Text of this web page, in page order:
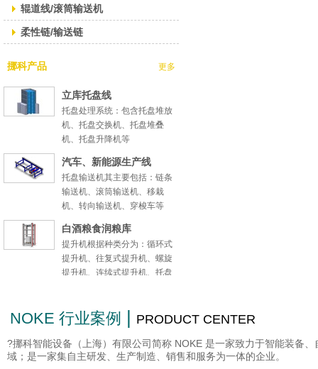
辊道线/滚筒输送机
柔性链/输送链
挪科产品 更多
立库托盘线
托盘处理系统：包含托盘堆放
机、托盘交换机、托盘堆叠
机、托盘升降机等
汽车、新能源生产线
托盘输送机其主要包括：链条
输送机、滚筒输送机、移栽
机、转向输送机、穿梭车等
白酒粮食润粮库
提升机根据种类分为：循环式
提升机、往复式提升机、螺旋
提升机、连续式提升机、托盘
农副产品生产线
工装线
机床配套生产线
柔性链：不锈钢柔性链、铝合
NOKE 行业案例 | PRODUCT CENTER
?挪科智能设备（上海）有限公司简称 NOKE 是一家致力于智能装备
域；是一家集自主研发、生产制造、销售和服务为一体的企业。